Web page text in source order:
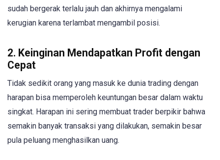
sudah bergerak terlalu jauh dan akhirnya mengalami
kerugian karena terlambat mengambil posisi.
2. Keinginan Mendapatkan Profit dengan
Cepat
Tidak sedikit orang yang masuk ke dunia trading dengan
harapan bisa memperoleh keuntungan besar dalam waktu
singkat. Harapan ini sering membuat trader berpikir bahwa
semakin banyak transaksi yang dilakukan, semakin besar
pula peluang menghasilkan uang.